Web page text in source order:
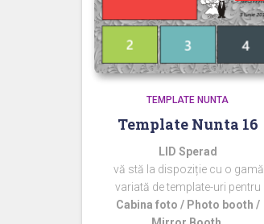
TEMPLATE NUNTA
Template Nunta 16
LID Sperad
vă stă la dispoziție cu o gamă
variată de template-uri pentru
Cabina foto / Photo booth /